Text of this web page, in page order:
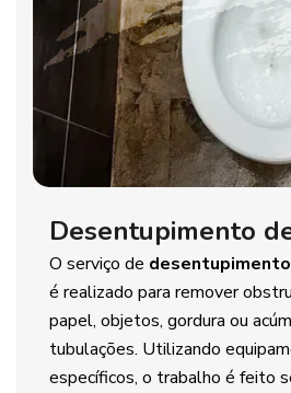
Desentupimento
O serviço de
é realizado para remover
papel, objetos, gordura ou
tubulações. Utilizando
específicos, o trabalho é feito